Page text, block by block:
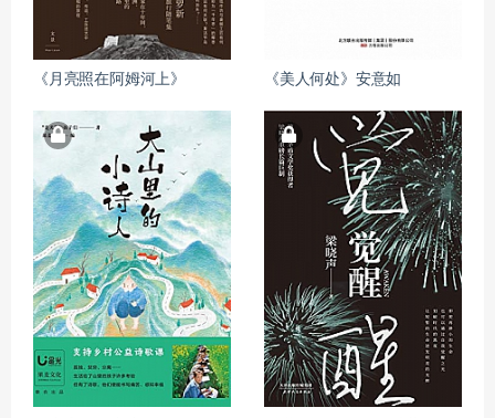
《月亮照在阿姆河上》 《美人何处》安意如